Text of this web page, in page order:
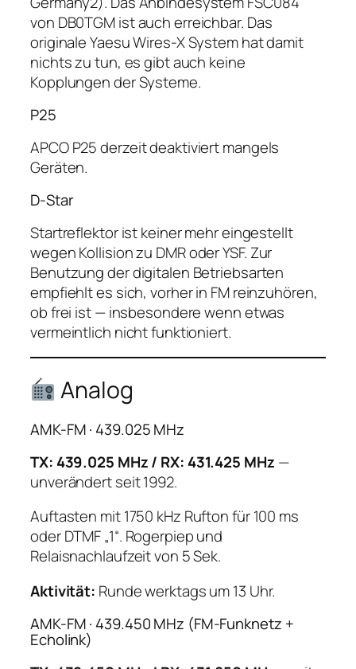
von DB0TGM ist auch erreichbar. Das
originale Yaesu Wires-X System hat damit
nichts zu tun, es gibt auch keine
Kopplungen der Systeme.
P25
APCO P25 derzeit deaktiviert mangels
Geräten.
D-Star
Startreflektor ist keiner mehr eingestellt
wegen Kollision zu DMR oder YSF. Zur
Benutzung der digitalen Betriebsarten
empfiehlt es sich, vorher in FM reinzuhören,
ob frei ist — insbesondere wenn etwas
vermeintlich nicht funktioniert.
Analog
AMK-FM · 439.025 MHz
TX: 439.025 MHz / RX: 431.425 MHz —
unverändert seit 1992.
Auftasten mit 1750 kHz Rufton für 100 ms
oder DTMF „1“. Rogerpiep und
Relaisnachlaufzeit von 5 Sek.
Aktivität: Runde werktags um 13 Uhr.
AMK-FM · 439.450 MHz (FM-Funknetz +
Echolink)